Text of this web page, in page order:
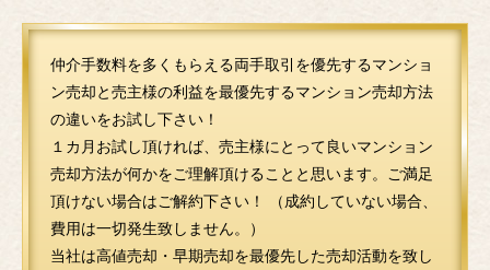
仲介手数料を多くもらえる両手取引を優先するマンショ
ン売却と売主様の利益を最優先するマンション売却方法
の違いをお試し下さい！
１カ月お試し頂ければ、売主様にとって良いマンション
売却方法が何かをご理解頂けることと思います。ご満足
頂けない場合はご解約下さい！ （成約していない場合、
費用は一切発生致しません。）
当社は高値売却・早期売却を最優先した売却活動を致し